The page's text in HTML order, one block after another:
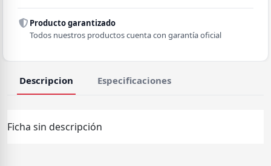
Producto garantizado
Todos nuestros productos cuenta con garantía oficial
Descripcion Especificaciones
Ficha sin descripción